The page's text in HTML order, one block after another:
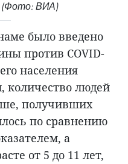
(Фото: ВИА)
было введено
против COVID-
населения
количество людей
получивших
по сравнению
а
от 5 до 11 лет,